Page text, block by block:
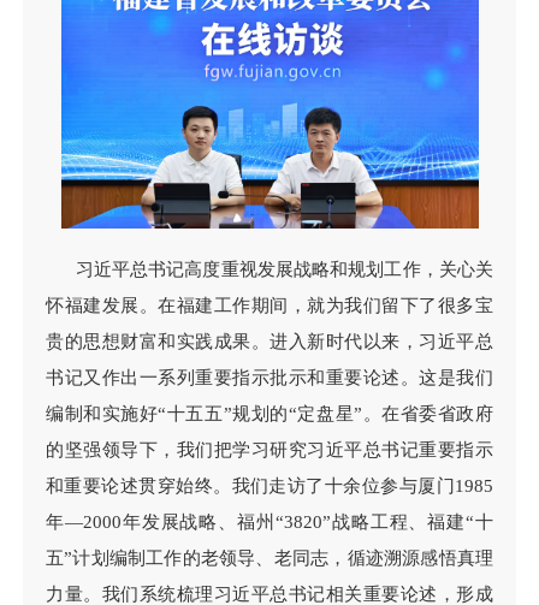
习近平总书记高度重视发展战略和规划工作，关心关
怀福建发展。在福建工作期间，就为我们留下了很多宝
贵的思想财富和实践成果。进入新时代以来，习近平总
书记又作出一系列重要指示批示和重要论述。这是我们
编制和实施好“十五五”规划的“定盘星”。在省委省政府
的坚强领导下，我们把学习研究习近平总书记重要指示
和重要论述贯穿始终。我们走访了十余位参与厦门1985
年—2000年发展战略、福州“3820”战略工程、福建“十
五”计划编制工作的老领导、老同志，循迹溯源感悟真理
力量。我们系统梳理习近平总书记相关重要论述，形成